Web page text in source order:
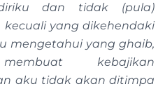
dan tidak (pula)
yang dikehendaki
mengetahui yang ghaib,
kebajikan
aku tidak akan ditimpa